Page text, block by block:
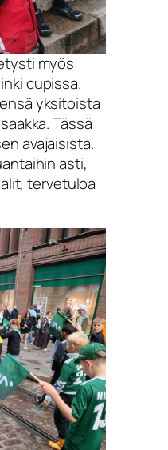
myös
cupissa.
yksitoista
Tässä
avajaisista.
asti,
tervetuloa